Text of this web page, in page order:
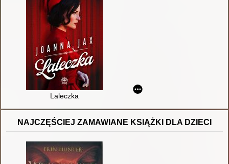
Laleczka
NAJCZĘŚCIEJ ZAMAWIANE KSIĄŻKI DLA DZIECI